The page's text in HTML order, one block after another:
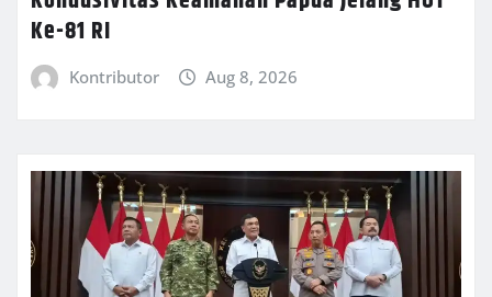
Ke-81 RI
Kontributor Aug 8, 2026